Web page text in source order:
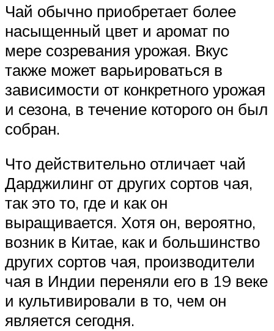
Чай обычно приобретает более
насыщенный цвет и аромат по
мере созревания урожая. Вкус
также может варьироваться в
зависимости от конкретного урожая
и сезона, в течение которого он был
собран.
Что действительно отличает чай
Дарджилинг от других сортов чая,
так это то, где и как он
выращивается. Хотя он, вероятно,
возник в Китае, как и большинство
других сортов чая, производители
чая в Индии переняли его в 19 веке
и культивировали в то, чем он
является сегодня.